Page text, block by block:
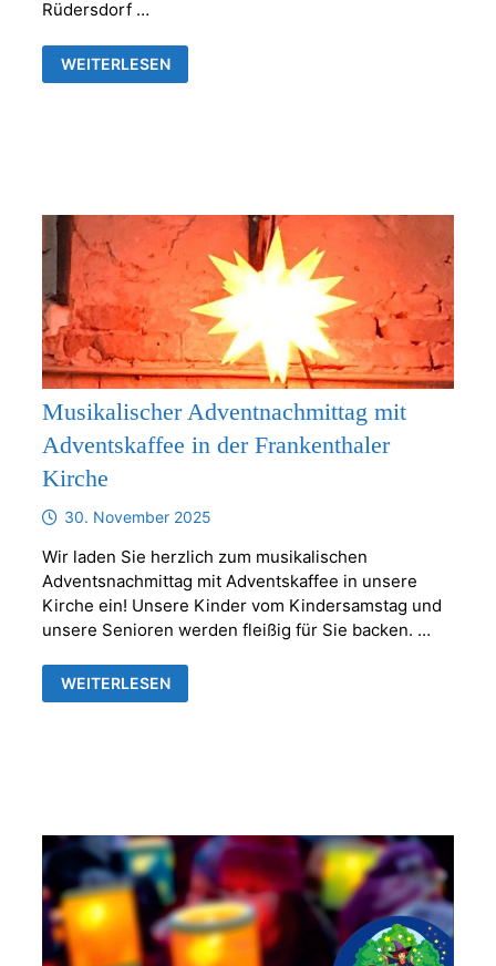
Rüdersdorf …
VERBINDLICHE
ZUSAMMENARBEIT
ZWISCHEN
KRAFTSDORF
AB
1.1.2026
WEITERLESEN
Musikalischer Adventnachmittag mit
Adventskaffee in der Frankenthaler
Kirche
30. November 2025
Wir laden Sie herzlich zum musikalischen
Adventsnachmittag mit Adventskaffee in unsere
Kirche ein! Unsere Kinder vom Kindersamstag und
unsere Senioren werden fleißig für Sie backen. …
MUSIKALISCHER
ADVENTNACHMITTAG
WEITERLESEN